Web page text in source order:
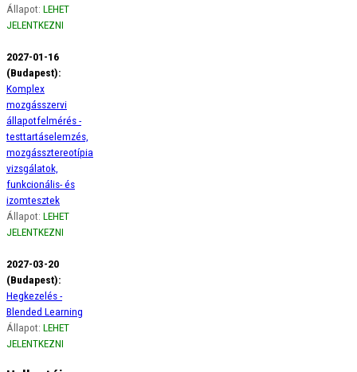
Állapot: LEHET
JELENTKEZNI
2027-01-16
(Budapest):
Komplex
mozgásszervi
állapotfelmérés -
testtartáselemzés,
mozgássztereotípia
vizsgálatok,
funkcionális- és
izomtesztek
Állapot: LEHET
JELENTKEZNI
2027-03-20
(Budapest):
Hegkezelés -
Blended Learning
Állapot: LEHET
JELENTKEZNI